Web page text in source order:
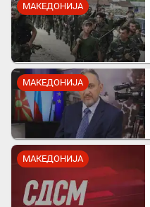
МАКЕДОНИЈА
МАКЕДОНИЈА
МАКЕДОНИЈА